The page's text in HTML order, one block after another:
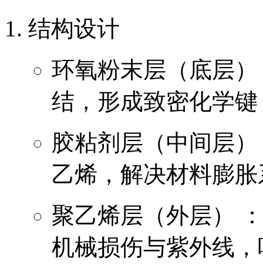
结构设计
环氧粉末层（底层
结，形成致密化学
胶粘剂层（中间层
乙烯，解决材料膨
聚乙烯层（外层）
机械损伤与紫外线